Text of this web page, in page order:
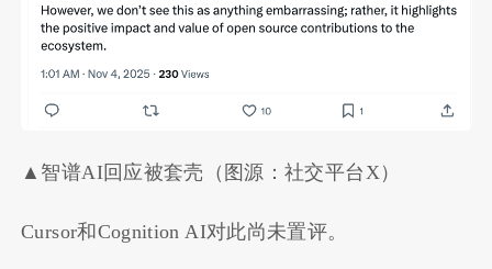
▲智谱AI回应被套壳（图源：社交平台X）
Cursor和Cognition AI对此尚未置评。